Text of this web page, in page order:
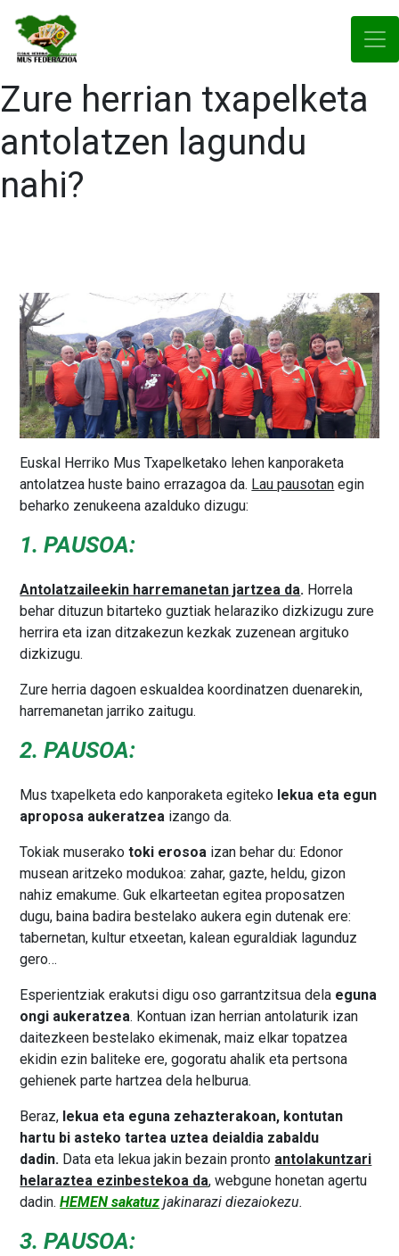
Zure herrian txapelketa
antolatzen lagundu
nahi?
Euskal Herriko Mus Txapelketako lehen kanporaketa
antolatzea huste baino errazagoa da. Lau pausotan egin
beharko zenukeena azalduko dizugu:
1. PAUSOA:
Antolatzaileekin harremanetan jartzea da. Horrela
behar dituzun bitarteko guztiak helaraziko dizkizugu zure
herrira eta izan ditzakezun kezkak zuzenean argituko
dizkizugu.
Zure herria dagoen eskualdea koordinatzen duenarekin,
harremanetan jarriko zaitugu.
2. PAUSOA:
Mus txapelketa edo kanporaketa egiteko lekua eta egun
aproposa aukeratzea izango da.
Tokiak muserakotoki erosoa izan behar du: Edonor
musean aritzeko modukoa: zahar, gazte, heldu, gizon
nahiz emakume. Guk elkarteetan egitea proposatzen
dugu, baina badira bestelako aukera egin dutenak ere:
tabernetan, kultur etxeetan, kalean eguraldiak lagunduz
gero…
Esperientziak erakutsi digu oso garrantzitsua dela eguna
ongi aukeratzea. Kontuan izan herrian antolaturik izan
daitezkeen bestelako ekimenak, maiz elkar topatzea
ekidin ezin baliteke ere, gogoratu ahalik eta pertsona
gehienek parte hartzea dela helburua.
Beraz, lekua eta eguna zehazterakoan, kontutan
hartu bi asteko tartea uztea deialdia zabaldu
dadin. Data eta lekua jakin bezain pronto antolakuntzari
helaraztea ezinbestekoa da, webgune honetan agertu
dadin.HEMEN sakatuz jakinarazi diezaiokezu.
3. PAUSOA: